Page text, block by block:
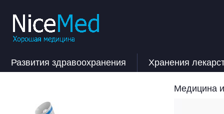
Развития здравоохранения Хранения
Медицина